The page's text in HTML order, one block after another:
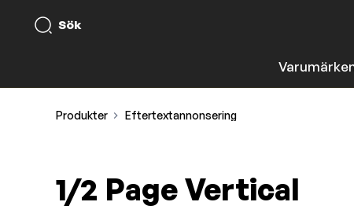
Sök
Produkter Eftertextannonsering
1/2 Page Vertical